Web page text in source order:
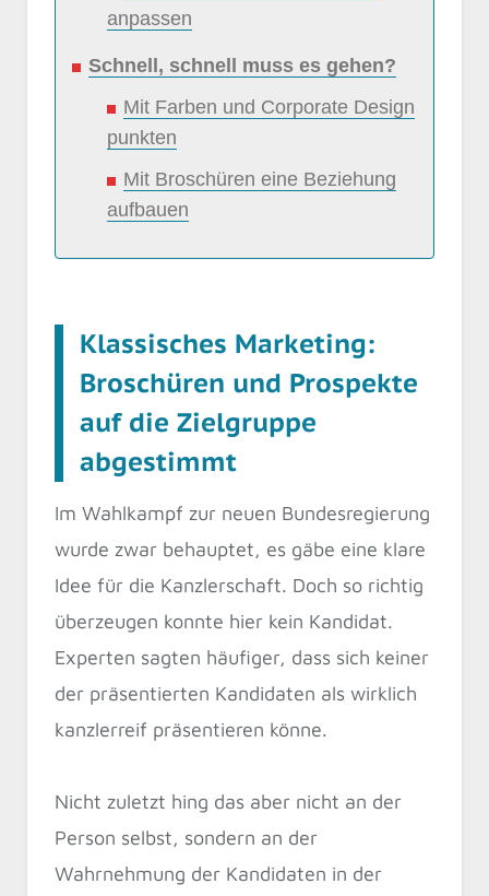
anpassen
Schnell, schnell muss es gehen?
Mit Farben und Corporate Design
punkten
Mit Broschüren eine Beziehung
aufbauen
Klassisches Marketing:
Broschüren und Prospekte
auf die Zielgruppe
abgestimmt
Im Wahlkampf zur neuen Bundesregierung
wurde zwar behauptet, es gäbe eine klare
Idee für die Kanzlerschaft. Doch so richtig
überzeugen konnte hier kein Kandidat.
Experten sagten häufiger, dass sich keiner
der präsentierten Kandidaten als wirklich
kanzlerreif präsentieren könne.
Nicht zuletzt hing das aber nicht an der
Person selbst, sondern an der
Wahrnehmung der Kandidaten in der